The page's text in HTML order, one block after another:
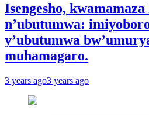
Isengesho,
n’ubutumwa:
y’ubutumwa
muhamagaro.
3 years ago3 years ago